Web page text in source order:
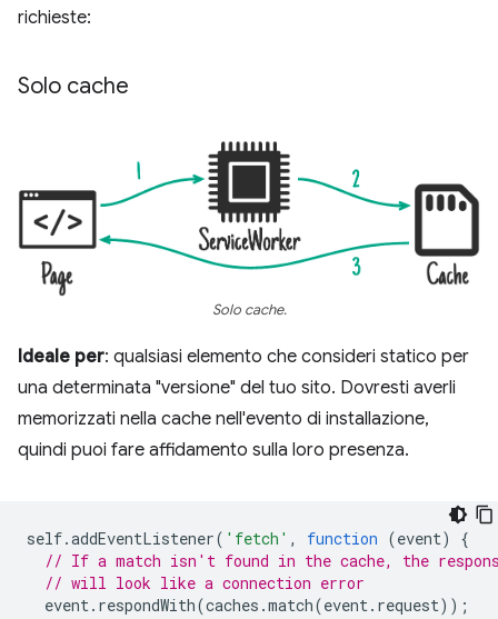
richieste:
Solo cache
Solo cache.
Ideale per: qualsiasi elemento che consideri statico per
una determinata "versione" del tuo sito. Dovresti averli
memorizzati nella cache nell'evento di installazione,
quindi puoi fare affidamento sulla loro presenza.
self.addEventListener( 'fetch' , function (event)
{
// If a match isn't found in the cache, the
// will look like a connection error
event. respondWith(caches .match(event. request));